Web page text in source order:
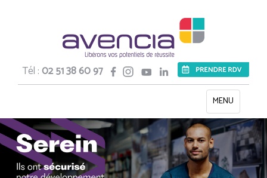
Tél :02 51 38 60 97
Toggle
navigation
MENU